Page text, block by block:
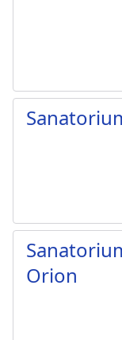
Orion